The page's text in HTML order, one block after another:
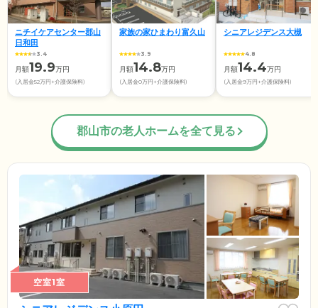
ニチイケアセンター郡山
日和田
3.4
月額19.9万円
(入居金52万円+介護保険料)
家族の家ひまわり富久山
3.9
月額14.8万円
(入居金0万円+介護保険料)
シニアレジデンス大槻
4.8
月額14.4万円
(入居金9万円+介護保険料)
郡山市の老人ホームを全て見る
空室1室